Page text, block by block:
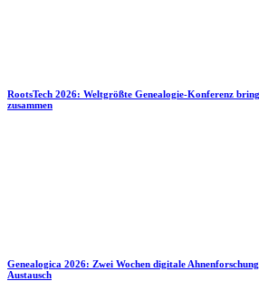
RootsTech 2026: Weltgrößte Genealogie-Konferenz
zusammen
Genealogica 2026: Zwei Wochen digitale
Austausch